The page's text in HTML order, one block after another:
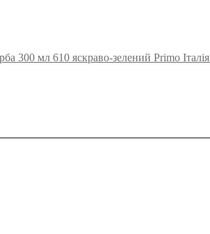
300 мл 610 яскраво-зелений Primo Італія